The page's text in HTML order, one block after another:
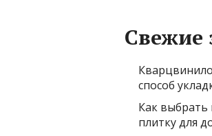
Свежие
способ
Как
плитку для